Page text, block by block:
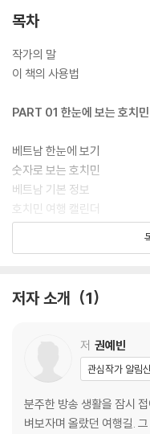
함께 둘러보면 좋은 베트남 남
서 《리얼 호치민》과 함께 꿈
목차
작가의 말
이 책의 사용법
PART 01 한눈에 보는 호치민
베트남 한눈에 보기
숫자로 보는 호치민
베트남 기본 정보
호치민 여행 캘린더
구역별로 만나는 호치민
호치민 핵심 여행 3박 4일
호치민+나트랑 4박 5일
호치민+달랏 5박 6일
PART 02 호치민을 가장 멋
저자 소개 1
저 권예빈
관심작가 알림
분주한 방송 생활을 잠시
벼보자며 올랐던 여행길.